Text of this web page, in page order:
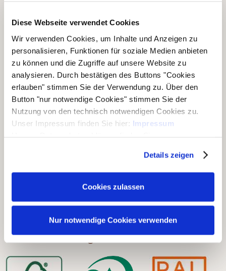
Diese Webseite verwendet Cookies
Wir verwenden Cookies, um Inhalte und Anzeigen zu
personalisieren, Funktionen für soziale Medien anbieten
zu können und die Zugriffe auf unsere Website zu
analysieren. Durch bestätigen des Buttons "Cookies
erlauben" stimmen Sie der Verwendung zu. Über den
Button "nur notwendige Cookies" stimmen Sie der
Nutzung von den technisch notwendigen Cookies zu.
Unser Impressum finden Sie hier: Impressum
Details zeigen
Cookies zulassen
Nur notwendige Cookies verwenden
Unsere Geschäftsbereiche
▶ Haus & Garten
▶ Carports & Häuser
▶ Ausstellungen
Unsere Zertifizierungen